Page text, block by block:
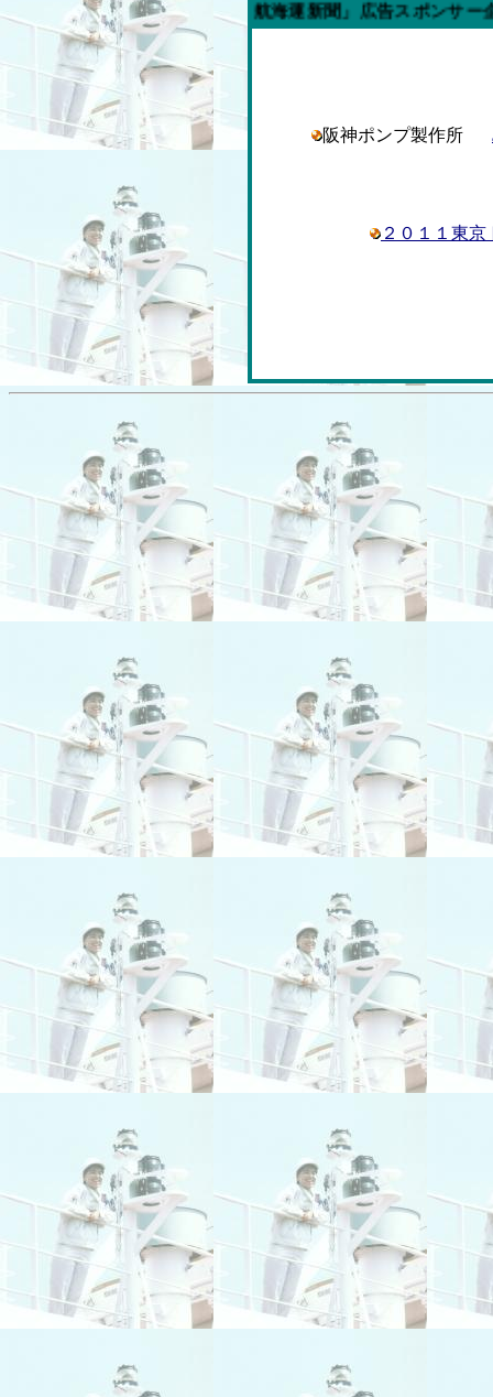
今週の「内航海運新聞」広告スポンサー企業
阪神ポンプ製作所
２０１１東